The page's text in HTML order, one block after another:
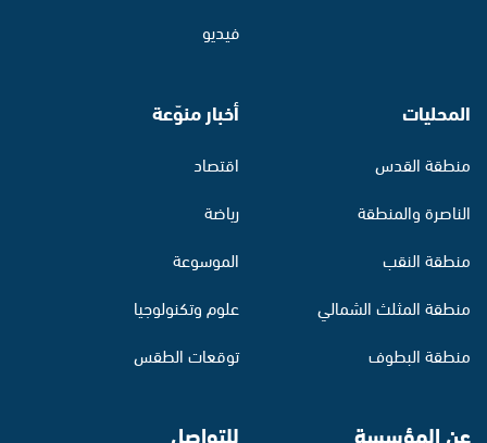
فيديو
المحليات
منطقة القدس
الناصرة والمنطقة
منطقة النقب
منطقة المثلث الشمالي
منطقة البطوف
أخبار منوّعة
اقتصاد
رياضة
الموسوعة
علوم وتكنولوجيا
توقعات الطقس
عن المؤسسة للتواصل